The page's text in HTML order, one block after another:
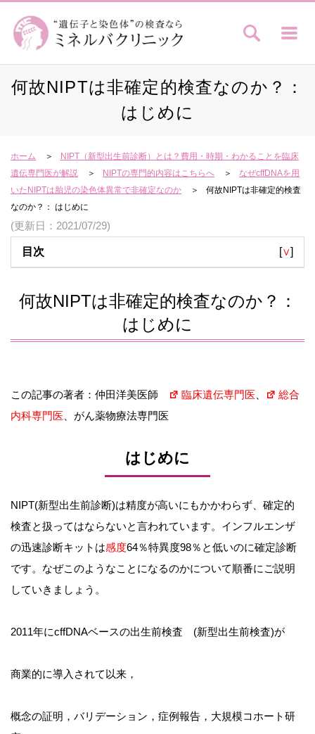
何故NIPTは非確定的検査なのか？：
はじめに
ホーム
NIPT（新型出生前診断）とは？費用・時期・わかることを臨床
遺伝専門医が解説
NIPTの専門的内容はこちらへ
なぜcffDNAを用
いたNIPTは胎児の染色体異常で非確定なのか
何故NIPTは非確定的検査
なのか？： はじめに
(更新日：2021/07/29)
目次 [∨]
何故NIPTは非確定的検査なのか？：
はじめに
この記事の著者：仲田洋美医師 臨床遺伝専門医
総合
内科専門医 、がん薬物療法専門医
はじめに
NIPT(新型出生前診断)は精度が高いにもかかわらず、確定的
検査と扱ってはならないと言われています。インフルエンザ
の迅速診断キットは感度64％特異度98％と低いのに確定診断
です。なぜこのようなことになるのかについて順番にご説明
していきましょう。
2011年にcffDNAベースの出生前検査 (新型出生前検査)が
商業的に導入されて以来，
概念の証明，バリデーション，症例報告，大規模コホート研